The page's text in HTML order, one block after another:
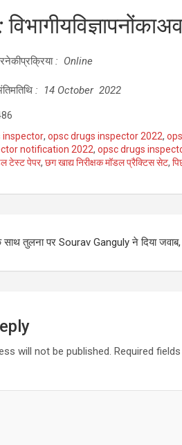
: Online
: 14 October 2022
inspector, opsc drugs inspector 2022,
notification 2022, opsc drugs
टेस्ट पेपर, छग खाद्य निरीक्षक मॉडल प्रैक्टिस सेट,
तुलना पर Sourav Ganguly ने दिया
will not be published. Required